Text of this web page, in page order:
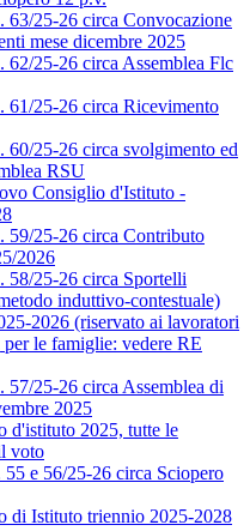
63/25-26 circa Convocazione
mese dicembre 2025
62/25-26 circa Assemblea Flc
61/25-26 circa Ricevimento
60/25-26 circa svolgimento ed
RSU
Consiglio d'Istituto -
59/25-26 circa Contributo
2026
58/25-26 circa Sportelli
induttivo-contestuale)
2026 (riservato ai lavoratori
per le famiglie: vedere RE
57/25-26 circa Assemblea di
2025
d'istituto 2025, tutte le
voto
e 56/25-26 circa Sciopero
di Istituto triennio 2025-2028